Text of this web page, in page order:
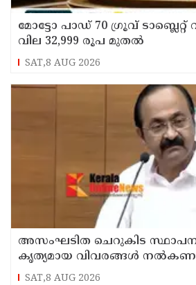
മോട്ടോ പാഡ് 70 ഗ്രൂവ് ടാബ്ലെറ്റ്
വില 32,999 രൂപ മുതൽ
SAT,8 AUG 2026
അസംഘടിത ചെറുകിട
കൃത്യമായ വിവരങ്ങൾ
വി ഡി സതീശൻ
SAT,8 AUG 2026